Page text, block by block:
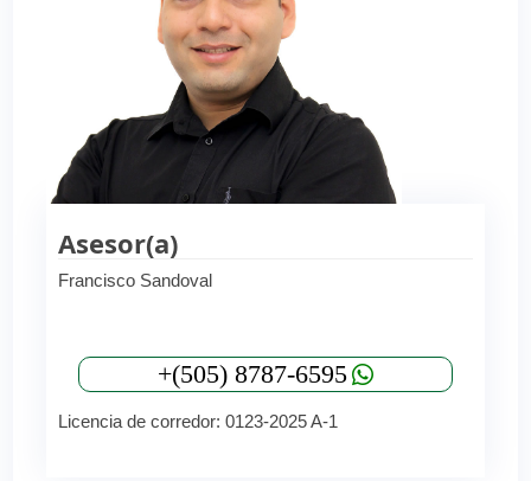
Asesor(a)
Francisco Sandoval
+(505) 8787-6595
Licencia de corredor: 0123-2025 A-1